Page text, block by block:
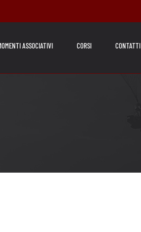
ASSOCIATIVI CORSI CONTATTI